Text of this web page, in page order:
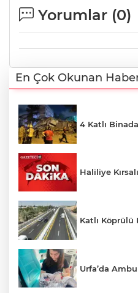
Yorumlar (0)
En Çok Okunan
4 Katlı
Haliliye
Katlı Köprülü
Urfa’da